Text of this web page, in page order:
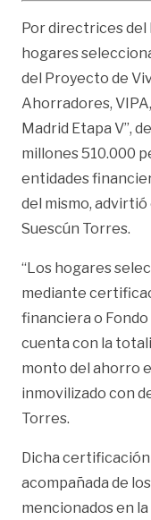
Por directrices del
hogares
del Proyecto de
Ahorradores,
Madrid Etapa V”,
millones 510.000
entidades
del mismo,
Suescún Torres.
“Los hogares
mediante
financiera o
cuenta con la
monto del ahorro
inmovilizado con
Torres.
Dicha
acompañada de
mencionados en